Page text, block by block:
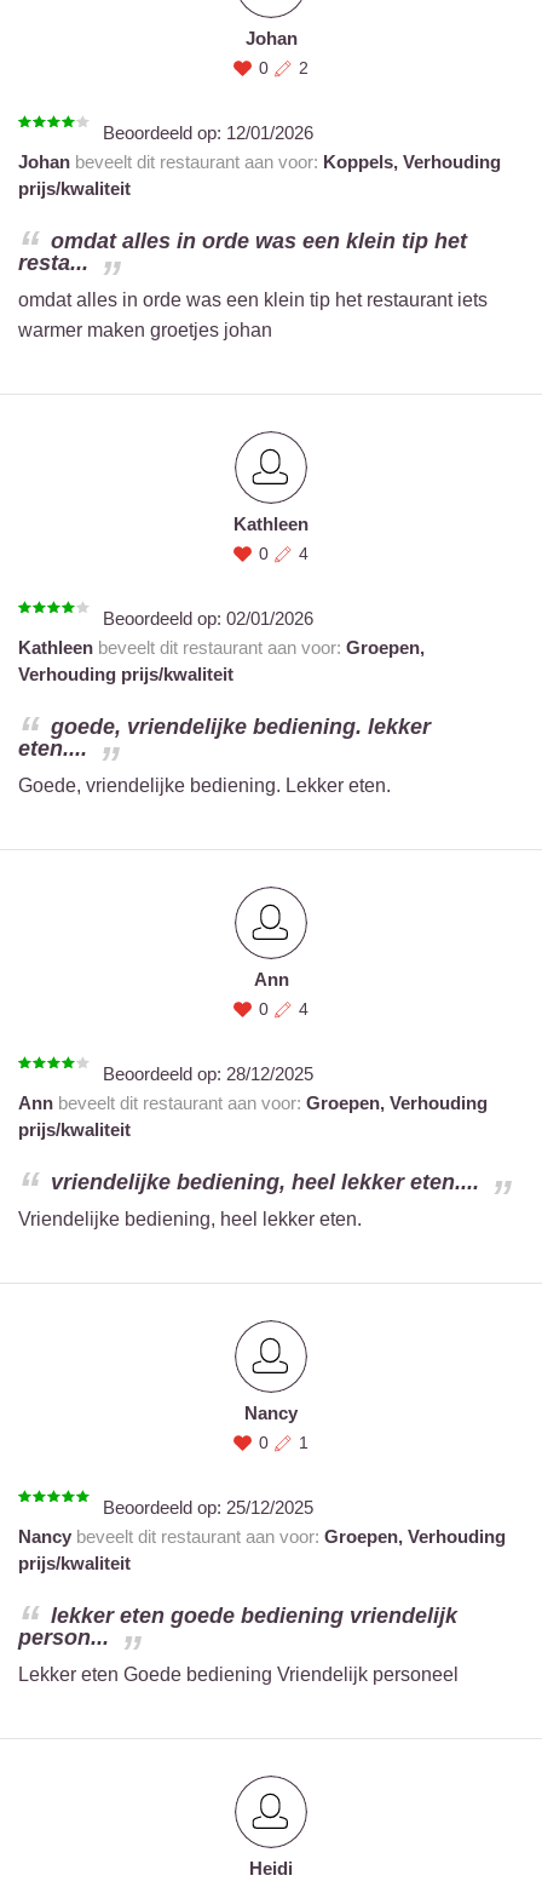
Johan
0 2
Beoordeeld op: 12/01/2026
Johan beveelt dit restaurant aan voor: Koppels, Verhouding
prijs/kwaliteit
omdat alles in orde was een klein tip het
resta...
omdat alles in orde was een klein tip het restaurant iets
warmer maken groetjes johan
Kathleen
0 4
Beoordeeld op: 02/01/2026
Kathleen beveelt dit restaurant aan voor: Groepen,
Verhouding prijs/kwaliteit
goede, vriendelijke bediening. lekker
eten....
Goede, vriendelijke bediening. Lekker eten.
Ann
0 4
Beoordeeld op: 28/12/2025
Ann beveelt dit restaurant aan voor: Groepen, Verhouding
prijs/kwaliteit
vriendelijke bediening, heel lekker eten....
Vriendelijke bediening, heel lekker eten.
Nancy
0 1
Beoordeeld op: 25/12/2025
Nancy beveelt dit restaurant aan voor: Groepen, Verhouding
prijs/kwaliteit
lekker eten goede bediening vriendelijk
person...
Lekker eten Goede bediening Vriendelijk personeel
Heidi